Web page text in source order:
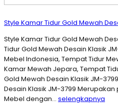
Style Kamar Tidur Gold Mewah
Style Kamar Tidur Gold Mewah
Tidur Gold Mewah Desain Klasik
Mebel Indonesia, Tempat Tidur
Kamar Mewah Jepara, Tempat
Gold Mewah Desain Klasik JM-
Desain Klasik JM-3799
Mebel dengan… selengkapnya